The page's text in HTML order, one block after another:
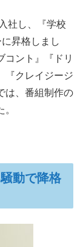
社し、『学校
昇格しまし
コント』『ドリ
『クレイジージ
は、番組制作の
動で降格